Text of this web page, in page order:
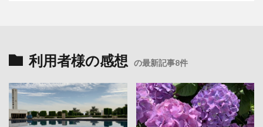
利用者様の感想 の最新記事8件